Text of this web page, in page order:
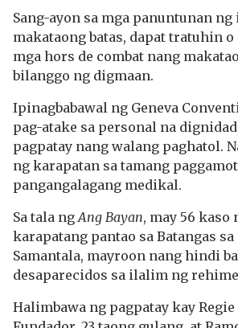
Sang-ayon sa mga panuntunan
makataong batas, dapat tratuhin
mga hors de combat nang
bilanggo ng digmaan.
Ipinagbabawal ng Geneva
pag-atake sa personal na
pagpatay nang walang paghatol.
ng karapatan sa tamang
pangangalagang medikal.
Sa tala ng Ang Bayan, may 56 kaso
karapatang pantao sa Batangas sa
Samantala, mayroon nang hindi
desaparecidos sa ilalim ng
Halimbawa ng pagpatay kay Regie